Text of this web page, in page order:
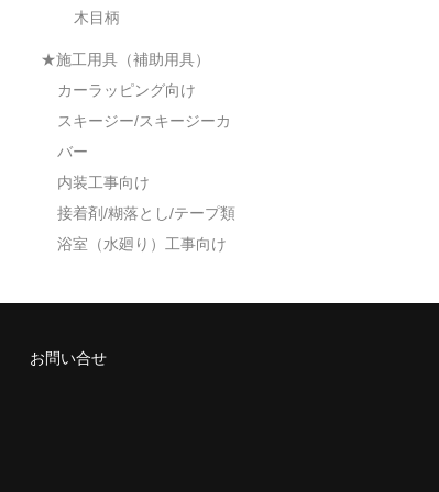
木目柄
★施工用具（補助用具）
カーラッピング向け
スキージー/スキージーカ
バー
内装工事向け
接着剤/糊落とし/テープ類
浴室（水廻り）工事向け
お問い合せ